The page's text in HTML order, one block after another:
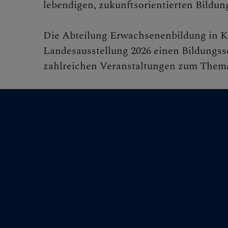
lebendigen, zukunftsorientierten
Die Abteilung Erwachsenenbildung in
Landesausstellung 2026 einen
zahlreichen Veranstaltungen zum